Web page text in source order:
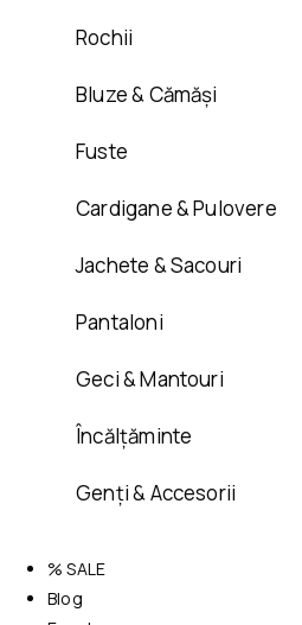
Rochii
Bluze & Cămăși
Fuste
Cardigane & Pulovere
Jachete & Sacouri
Pantaloni
Geci & Mantouri
Încălțăminte
Genți & Accesorii
% SALE
Blog